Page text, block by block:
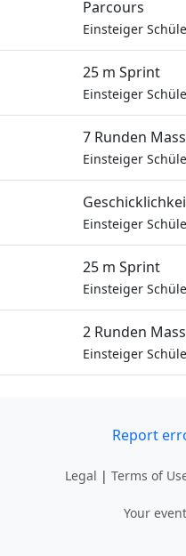
Parcours
Einsteiger
25 m Sprint
Einsteiger
7 Runden
Einsteiger
Einsteiger
25 m Sprint
Einsteiger
2 Runden
Einsteiger
Report
Legal | Terms of
Your event